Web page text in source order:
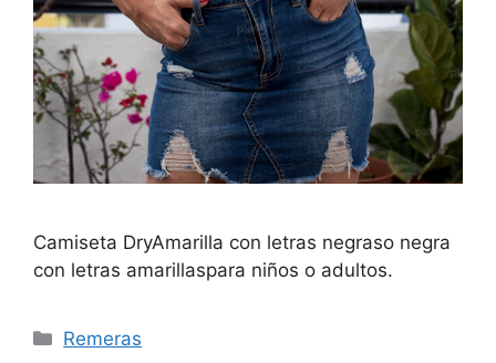
Camiseta DryAmarilla con letras negraso negra
con letras amarillaspara niños o adultos.
Categorías
Remeras